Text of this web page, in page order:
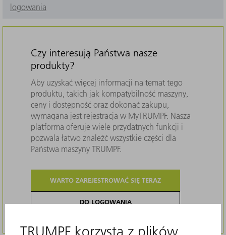
logowania
Czy interesują Państwa nasze
produkty?
Aby uzyskać więcej informacji na temat tego
produktu, takich jak kompatybilność maszyny,
ceny i dostępność oraz dokonać zakupu,
wymagana jest rejestracja w MyTRUMPF. Nasza
platforma oferuje wiele przydatnych funkcji i
pozwala łatwo znaleźć wszystkie części dla
Państwa maszyny TRUMPF.
WARTO ZAREJESTROWAĆ SIĘ TERAZ
DO LOGOWANIA